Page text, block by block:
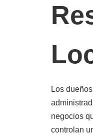
Los
negocios
controlan